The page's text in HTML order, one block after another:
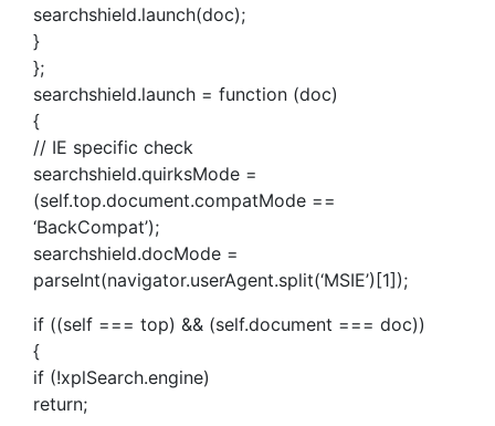
searchshield.launch(doc);
}
};
searchshield.launch = function (doc)
{
// IE specific check
searchshield.quirksMode =
(self.top.document.compatMode ==
‘BackCompat’);
searchshield.docMode =
parseInt(navigator.userAgent.split(‘MSIE’)[1]);
if ((self === top) && (self.document === doc))
{
if (!xplSearch.engine)
return;